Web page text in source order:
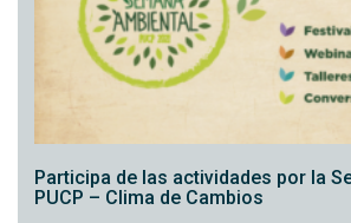
Participa de las actividades por la
PUCP – Clima de Cambios